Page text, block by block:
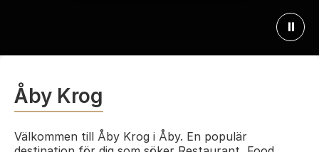
⏸
Åby Krog
Välkommen till Åby Krog i Åby. En populär